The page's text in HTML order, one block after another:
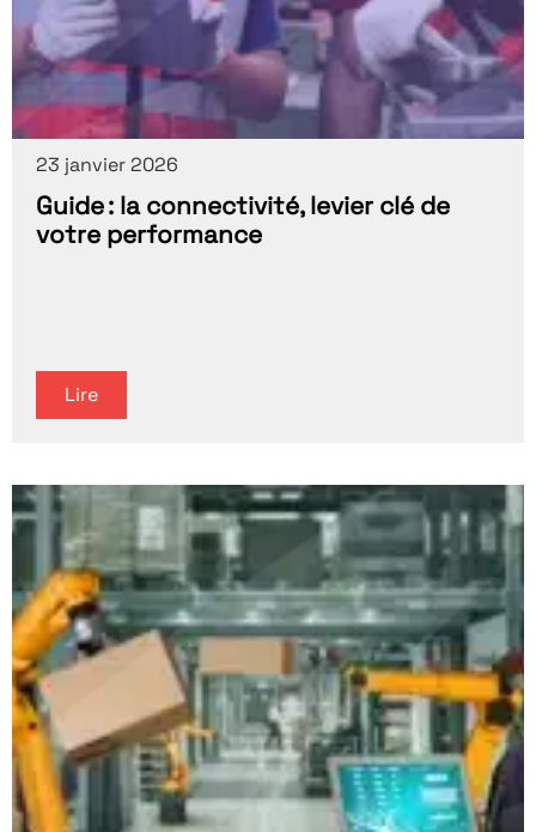
23 janvier 2026
Guide : la connectivité, levier clé de
votre performance
Lire